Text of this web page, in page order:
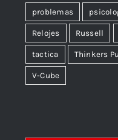
problemas
Relojes Russell
tactica Thinkers
V-Cube